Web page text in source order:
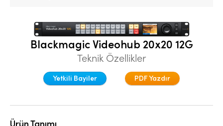
Austria
Canada
Blackmagic Videohub 20x20 12G
Teknik Özellikler
Yetkili Bayiler PDF Yazdır
Ürün Tanımı